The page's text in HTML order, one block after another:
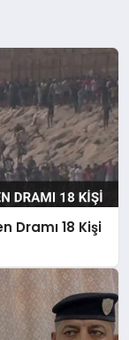
Dramı 18 Kişi